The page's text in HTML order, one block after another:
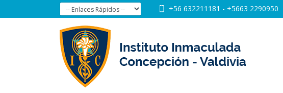
+56 632211181 - +5663 2290950